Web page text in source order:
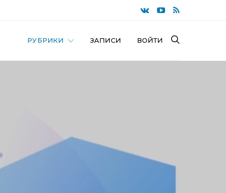
РУБРИКИ ЗАПИСИ ВОЙТИ